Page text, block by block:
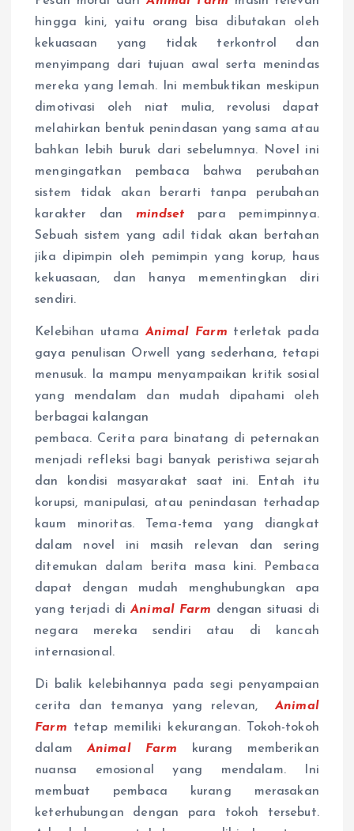
hingga kini, yaitu orang bisa dibutakan oleh
kekuasaan yang tidak terkontrol dan
menyimpang dari tujuan awal serta menindas
mereka yang lemah. Ini membuktikan meskipun
dimotivasi oleh niat mulia, revolusi dapat
melahirkan bentuk penindasan yang sama atau
bahkan lebih buruk dari sebelumnya. Novel ini
mengingatkan pembaca bahwa perubahan
sistem tidak akan berarti tanpa perubahan
karakter dan mindset para pemimpinnya.
Sebuah sistem yang adil tidak akan bertahan
jika dipimpin oleh pemimpin yang korup, haus
kekuasaan, dan hanya mementingkan diri
sendiri.
Kelebihan utama Animal Farm terletak pada
gaya penulisan Orwell yang sederhana, tetapi
menusuk. Ia mampu menyampaikan kritik sosial
yang mendalam dan mudah dipahami oleh
berbagai kalangan
pembaca. Cerita para binatang di peternakan
menjadi refleksi bagi banyak peristiwa sejarah
dan kondisi masyarakat saat ini. Entah itu
korupsi, manipulasi, atau penindasan terhadap
kaum minoritas. Tema-tema yang diangkat
dalam novel ini masih relevan dan sering
ditemukan dalam berita masa kini. Pembaca
dapat dengan mudah menghubungkan apa
yang terjadi diAnimal Farm dengan situasi di
negara mereka sendiri atau di kancah
internasional.
Di balik kelebihannya pada segi penyampaian
cerita dan temanya yang relevan,
Animal
Farm tetap memiliki kekurangan. Tokoh-tokoh
dalam Animal Farm kurang memberikan
nuansa emosional yang mendalam. Ini
membuat pembaca kurang merasakan
keterhubungan dengan para tokoh tersebut.